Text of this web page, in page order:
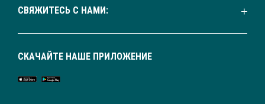
СВЯЖИТЕСЬ С НАМИ:
СКАЧАЙТЕ НАШЕ ПРИЛОЖЕНИЕ